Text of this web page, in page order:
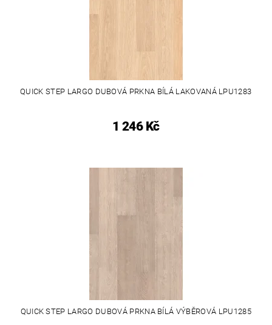
QUICK STEP LARGO DUBOVÁ PRKNA BÍLÁ LAKOVANÁ LPU1283
1 246 Kč
QUICK STEP LARGO DUBOVÁ PRKNA BÍLÁ VÝBĚROVÁ LPU1285